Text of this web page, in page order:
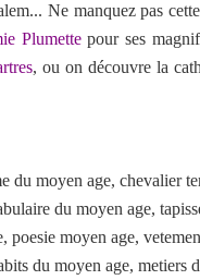
Ne manquez pas
Plumettepour ses
, ou on découvre la